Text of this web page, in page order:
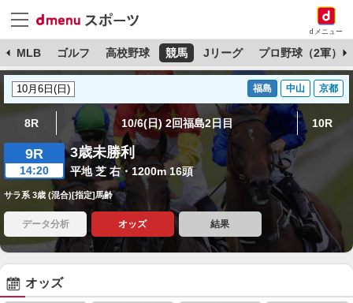
dメニュー
MLB ゴルフ 高校野球 競馬 Jリーグ プロ野球（2軍）
福島 中山 京都
8R 10/6(日) 2回福島2日目 10R
9R
14:20
3歳未勝利
平地 芝 右・1200m 16頭
サラ系 3歳 (混合)[指定]馬齢
データ分析 オッズ 結果
オッズ